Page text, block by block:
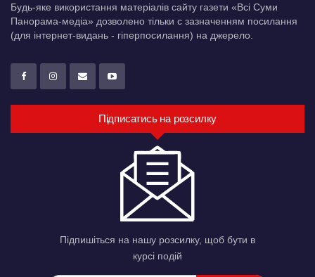
Будь-яке використання матеріалів сайту газети «Всі Суми
Панорама-медіа» дозволено тільки c зазначенням посилання
(для інтернет-видань - гіперпосилання) на джерело.
Підписатись на розсилку
Підпишіться на нашу розсилку, щоб бути в
курсі подій